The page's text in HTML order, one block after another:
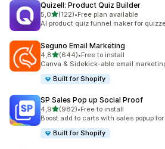
Quizell: Product Quiz Builder
5,05 yıldız üzerinden
(122)
toplam 122 değerlendirme
•Free plan available
AI product quiz funnel maker for
Seguno Email Marketing
4,85 yıldız üzerinden
(644)
toplam 644 değerlendirme
•Free to install
Canva & Sidekick-able email
Built for Shopify
SP Sales Pop up Social Proof
4,95 yıldız üzerinden
(982)
toplam 982 değerlendirme
•Free to install
Boost add to carts with sales popup
Built for Shopify